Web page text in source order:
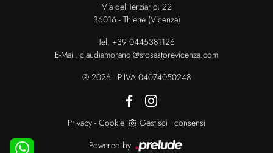
Via del Terziario, 22
36016 - Thiene (Vicenza)
Tel. +39 0445381126
E-Mail. claudiamorandi@stosastorevicenza.com
® 2026 - P.IVA 04074050248
Privacy - Cookie
Gestisci i consensi
Powered by